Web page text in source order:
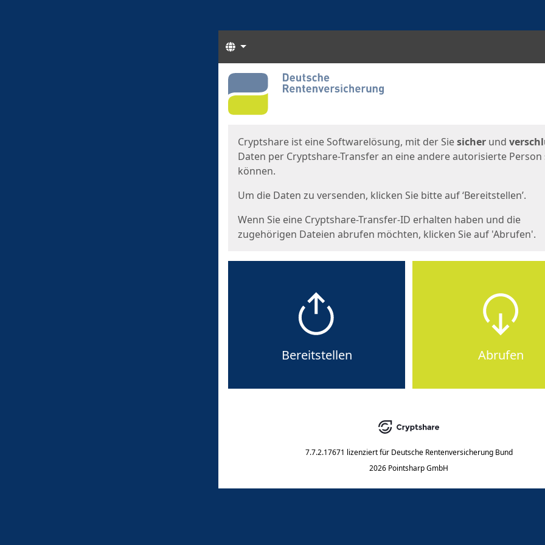
Sprachen
Start
Cryptshare ist eine Softwarelösung, mit der Siesicher und
Daten per Cryptshare-Transfer an eine andere autorisierte Person
können.
Um die Daten zu versenden, klicken Sie bitte auf ‘Bereitstellen’.
Wenn Sie eine Cryptshare-Transfer-ID erhalten haben und die
zugehörigen Dateien abrufen möchten, klicken Sie auf 'Abrufen'.
Bereitstellen Abrufen
7.7.2.17671 lizenziert für Deutsche Rentenversicherung Bund
2026 Pointsharp GmbH